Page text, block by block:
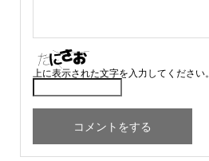
上に表示された文字を入力してください。